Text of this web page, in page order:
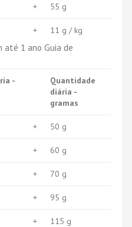
+ 55 g
+ 11 g / kg
1 ano Guia de
-
Quantidade
diária -
gramas
+ 50 g
+ 60 g
+ 70 g
+ 95 g
+ 115 g